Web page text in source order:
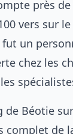
près
vers sur
un
chez les
de Béotie
complet de